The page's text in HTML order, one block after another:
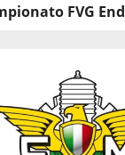
FVG